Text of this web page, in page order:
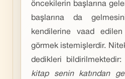
öncekilerin başlarına
başlarına da
kendilerine vaad
görmek istemişlerdir.
dedikleri bildirilmektedir:
kitap senin katından